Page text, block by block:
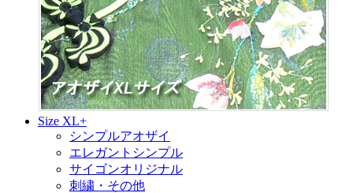
Size XL+
シンプルアオザイ
エレガントシンプル
サイゴンオリジナル
刺繍・その他